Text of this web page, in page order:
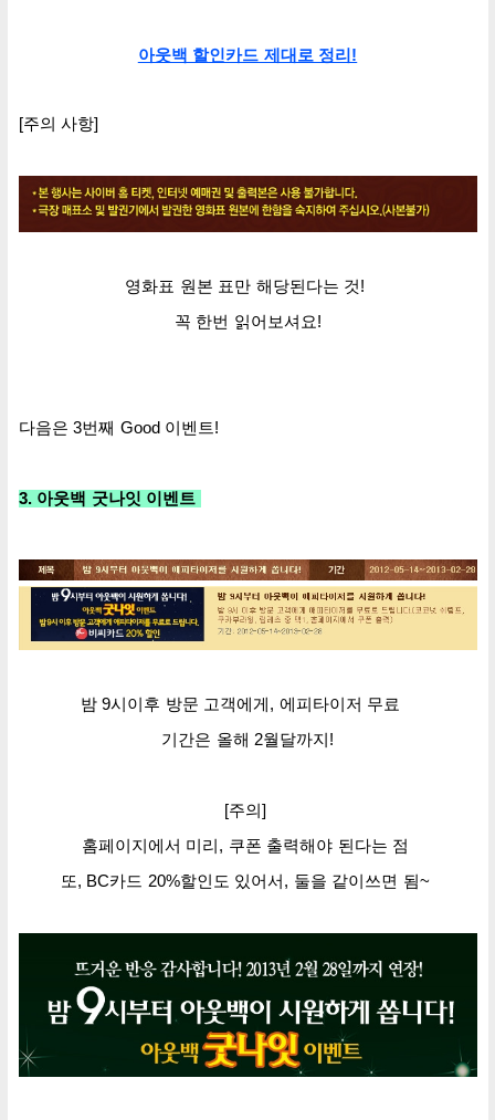
아웃백 할인카드 제대로 정리!
[주의 사항]
영화표 원본 표만 해당된다는 것!
꼭 한번 읽어보셔요!
다음은 3번째 Good 이벤트!
3. 아웃백 굿나잇 이벤트
밤 9시이후 방문 고객에게, 에피타이저 무료
기간은 올해 2월달까지!
[주의]
홈페이지에서 미리, 쿠폰 출력해야 된다는 점
또, BC카드 20%할인도 있어서, 둘을 같이쓰면 됨~